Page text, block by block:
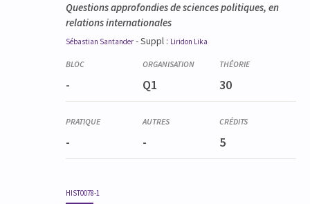
Questions approfondies de sciences politiques, en
relations internationales
Sébastian Santander - Suppl : Liridon Lika
- Q1 30
- - 5
HIST0078-1